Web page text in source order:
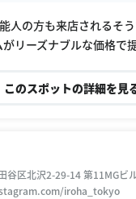
人の方も来店されるそう
リーズナブルな価格で
このスポットの詳細を見
谷区北沢2-29-14 第11MGビ
iroha_tokyo